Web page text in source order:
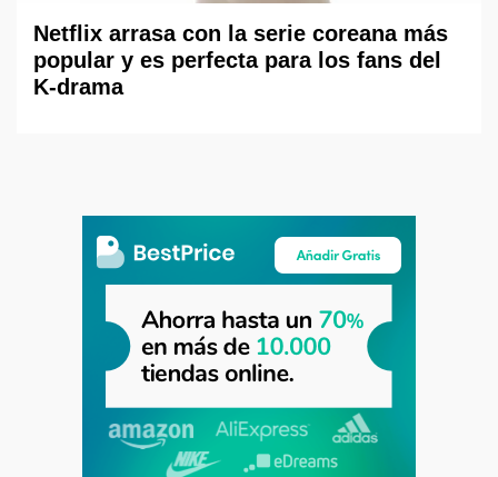
Netflix arrasa con la serie coreana más
popular y es perfecta para los fans del
K-drama